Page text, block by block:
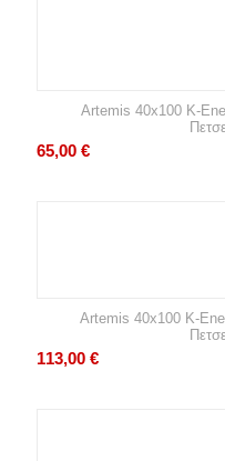
Artemis 40x100 K-
65,00 €
Artemis 40x100 K-
113,00 €